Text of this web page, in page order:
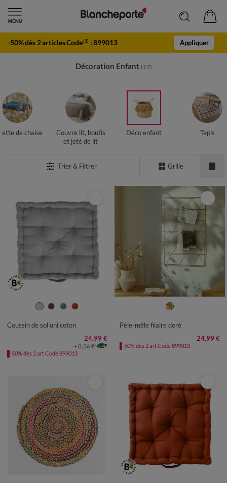
-50% dès 2 articles Code(1) :899013 Appliquer
Décoration Enfant (17)
de chaise
Couvre lit, boutis
et jeté de lit
Déco enfant Tapis
Trier & Filtrer Grille
Coussin de sol uni coton
24,99 €
+ 0,36 €
-50% dès 2 art Code 899013
UNITÉ
Pêle-mêle filaire doré
24,99 €
-50% dès 2 art Code 899013